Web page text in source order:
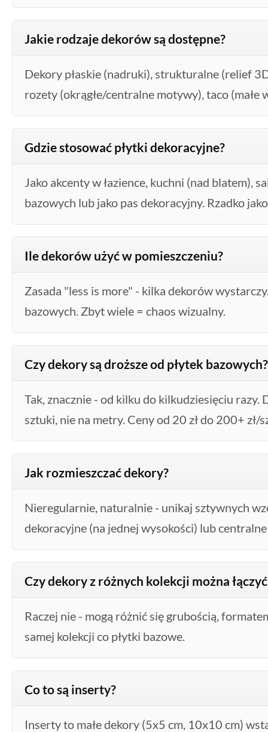
Jakie rodzaje dekorów są dostępne?
Dekory płaskie (nadruki), strukturalne (relief
rozety (okrągłe/centralne motywy), taco (małe
Gdzie stosować płytki dekoracyjne?
Jako akcenty w łazience, kuchni (nad blatem),
bazowych lub jako pas dekoracyjny. Rzadko
Ile dekorów użyć w pomieszczeniu?
Zasada "less is more" - kilka dekorów
bazowych. Zbyt wiele = chaos wizualny.
Czy dekory są droższe od płytek bazowych?
Tak, znacznie - od kilku do kilkudziesięciu razy.
sztuki, nie na metry. Ceny od 20 zł do 200+ zł/
Jak rozmieszczać dekory?
Nieregularnie, naturalnie - unikaj sztywnych
dekoracyjne (na jednej wysokości) lub
Czy dekory z różnych kolekcji można
Raczej nie - mogą różnić się grubością,
samej kolekcji co płytki bazowe.
Co to są inserty?
Inserty to małe dekory (5x5 cm, 10x10 cm)